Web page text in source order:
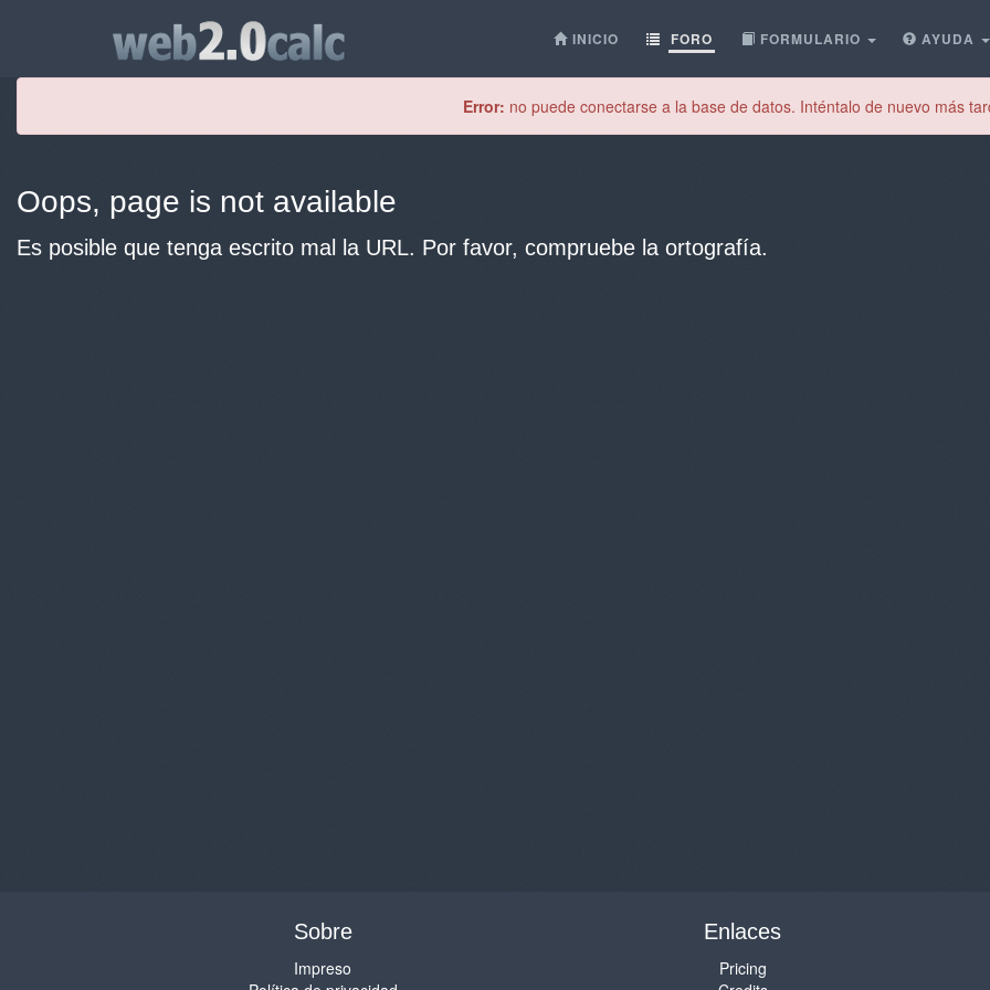
INICIO FORO FORMULARIO AYUDA
Error: no puede conectarse a la base de datos. Inténtalo de nuevo más
Oops, page is not available
Es posible que tenga escrito mal la URL. Por favor, compruebe la ortografía.
Sobre
Impreso
Enlaces
Pricing